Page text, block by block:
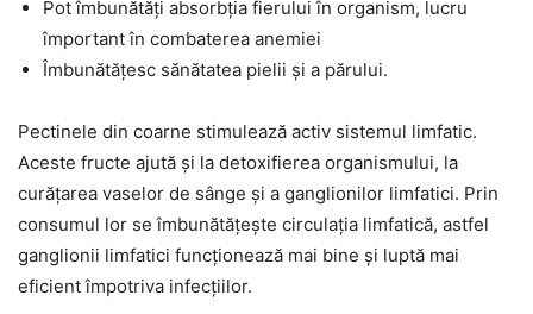
Pot îmbunătăți absorbția fierului în organism, lucru
împortant în combaterea anemiei
Îmbunătățesc sănătatea pielii și a părului.
Pectinele din coarne stimulează activ sistemul limfatic.
Aceste fructe ajută și la detoxifierea organismului, la
curățarea vaselor de sânge și a ganglionilor limfatici. Prin
consumul lor se îmbunătățește circulația limfatică, astfel
ganglionii limfatici funcționează mai bine și luptă mai
eficient împotriva infecțiilor.